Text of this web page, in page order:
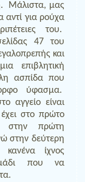
Μάλιστα, μας
αντί για ρούχα
του.
47 του
και
επιβλητική
ασπίδα που
ύφασμα.
αγγείο είναι
στο πρώτο
στην πρώτη
στην δεύτερη
ίχνος
που να